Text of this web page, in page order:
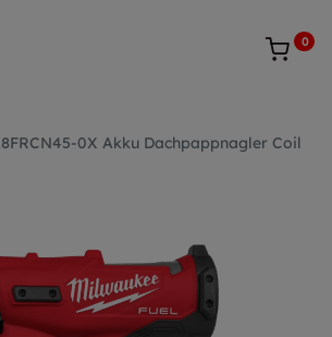
0
0X Akku Dachpappnagler Coil